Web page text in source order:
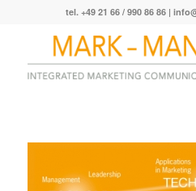
tel. +49 21 66 / 990 86 86 |